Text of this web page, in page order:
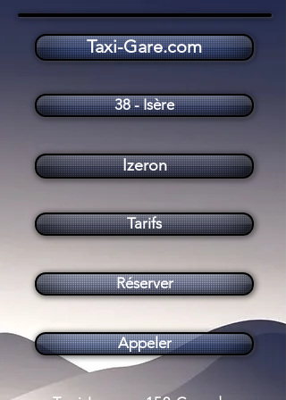
Tarifs
Taxi Izeron (38160)
Izeron
Taxi-Gare.com
Réserver
Appeler
38 - Isère